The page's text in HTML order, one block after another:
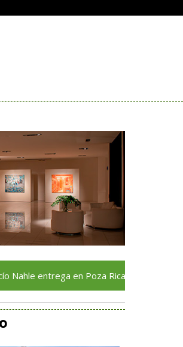
en Poza Rica apoyos para